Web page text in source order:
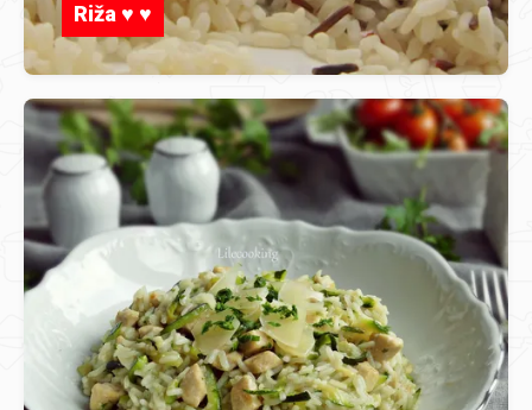
Riža ♥ ♥